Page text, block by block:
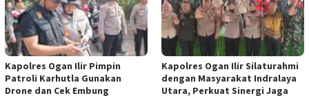
Kapolres Ogan Ilir Pimpin
Patroli Karhutla Gunakan
Drone dan Cek Embung
Kapolres Ogan Ilir Silaturahmi
dengan Masyarakat Indralaya
Utara, Perkuat Sinergi Jaga